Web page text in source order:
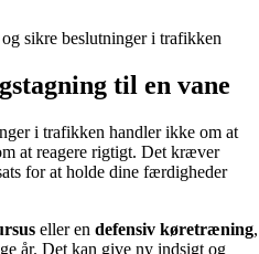
sikre beslutninger i trafikken
til en vane
i trafikken handler ikke om at
at reagere rigtigt. Det kræver
for at holde dine færdigheder
eller en defensiv køretræning,
år. Det kan give ny indsigt og